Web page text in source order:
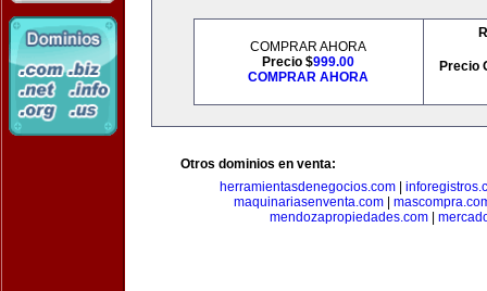
COMPRAR AHORA
Precio $999.00
COMPRAR AHORA
Precio
Otros dominios en venta:
herramientasdenegocios.com|
maquinariasenventa.com|
mendozapropiedades.com|